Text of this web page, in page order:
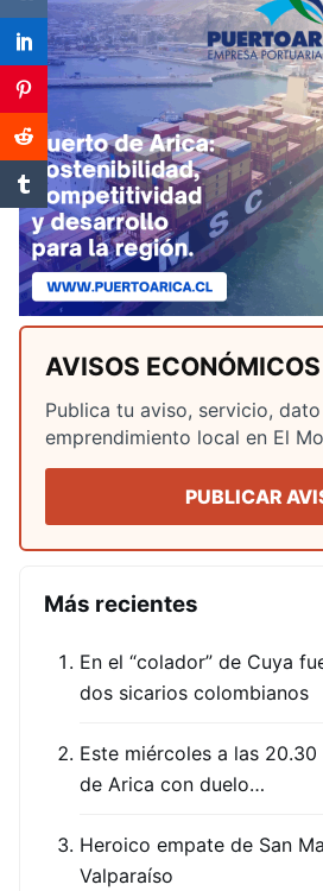
AVISOS ECONÓMICOS
Publica tu aviso, servicio,
emprendimiento local en El
PUBLICAR
Más recientes
En el “colador” de Cuya
dos sicarios colombianos
Este miércoles a las
de Arica con duelo…
Heroico empate de San
Valparaíso